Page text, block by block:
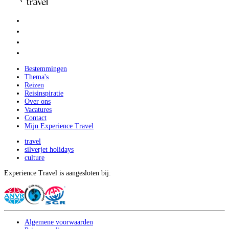
Bestemmingen
Thema's
Reizen
Reisinspiratie
Over ons
Vacatures
Contact
Mijn Experience Travel
travel
silverjet holidays
culture
Experience Travel is aangesloten bij:
Algemene voorwaarden